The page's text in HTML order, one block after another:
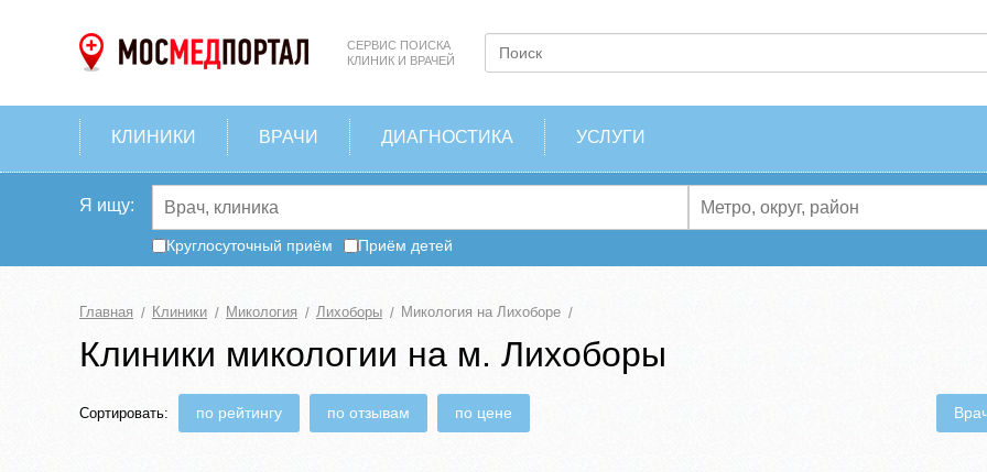
СЕРВИС ПОИСКА
КЛИНИК И ВРАЧЕЙ
КЛИНИКИ ВРАЧИ ДИАГНОСТИКА УСЛУГИ
Я ищу:
Круглосуточный приём Приём детей
Главная Клиники Микология Лихоборы Микология на Лихоборе
Клиники микологии на м. Лихоборы
Сортировать: по рейтингу по отзывам по цене